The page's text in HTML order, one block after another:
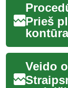
Prieš